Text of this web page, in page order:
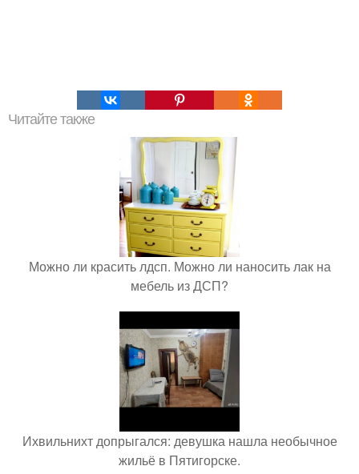
Читайте также
Можно ли красить лдсп. Можно ли наносить лак на
мебель из ДСП?
Ихвильнихт допрыгался: девушка нашла необычное
жильё в Пятигорске.